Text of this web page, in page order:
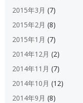
2015年3月 (7)
2015年2月 (8)
2015年1月 (7)
2014年12月 (2)
2014年11月 (7)
2014年10月 (12)
2014年9月 (8)